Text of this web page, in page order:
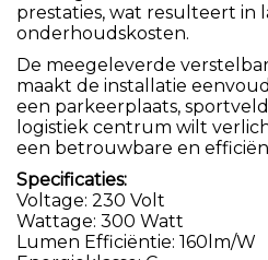
prestaties, wat resulteert in
onderhoudskosten.
De meegeleverde
maakt de installatie
een parkeerplaats,
logistiek centrum wilt
een betrouwbare en
Specificaties:
Voltage: 230 Volt
Wattage: 300 Watt
Lumen Efficiëntie: 160lm/W